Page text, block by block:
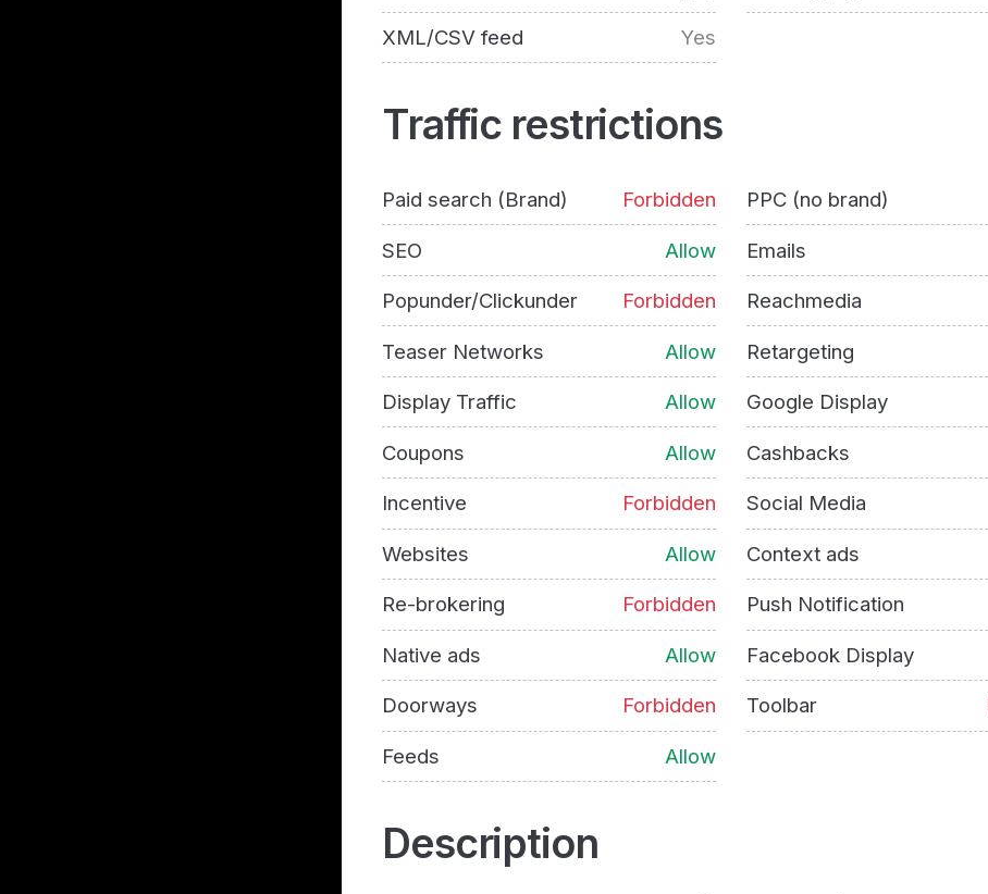
XML/CSV feed Yes
Traffic restrictions
Paid search (Brand) Forbidden PPC (no brand)
SEO Allow Emails
Popunder/Clickunder Forbidden Reachmedia
Teaser Networks Allow Retargeting
Display Traffic Allow Google Display
Coupons Allow Cashbacks
Incentive Forbidden Social Media
Websites Allow Context ads
Re-brokering Forbidden Push Notification
Native ads Allow Facebook Display
Doorways Forbidden Toolbar
Feeds Allow
Description